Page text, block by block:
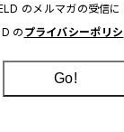
のメルマガの受信に
の プライバシーポリシ
Go!